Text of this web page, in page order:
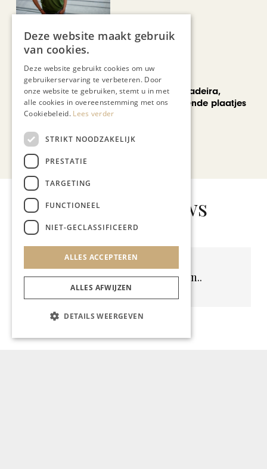
REIZEN
Een week op Madeira,
voorbij de bekende plaatjes
Bekijk alle artikelen
Gerelateerd nieuws
Geen resultaten gevonden..
Deze website maakt gebruik
van cookies.
Deze website gebruikt cookies om uw
gebruikerservaring te verbeteren. Door
onze website te gebruiken, stemt u in met
alle cookies in overeenstemming met ons
Cookiebeleid. Lees verder
STRIKT NOODZAKELIJK
PRESTATIE
TARGETING
FUNCTIONEEL
NIET-GECLASSIFICEERD
ALLES ACCEPTEREN
ALLES AFWIJZEN
DETAILS WEERGEVEN